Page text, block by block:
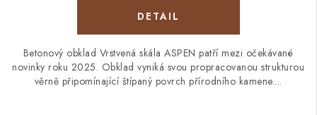
Betonový obklad Vrstvená skála ASPEN patří mezi očekávané
novinky roku 2025. Obklad vyniká svou propracovanou strukturou
věrně připomínající štípaný povrch přírodního kamene....